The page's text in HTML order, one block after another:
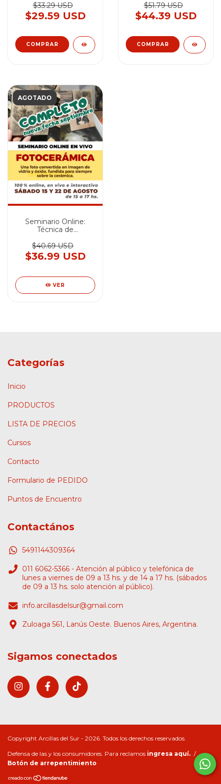
Construcción de Ollas
de Fuego Directo -
SEPTIEMBRE 2026
$33.29 USD
$29.59 USD
$51.79 USD
$44.39 USD
AGOTADO
Seminario Online:
Técnica de
AGOSTO 2026
$40.69 USD
$36.99 USD
VER
Categorías
Inicio
PRODUCTOS
LISTA DE PRECIOS
Cursos
Contacto
Formulario de PEDIDO
Puntos de Encuentro
Contactános
5491144309364
011 6062-5366 - Atención al público y telefónica de
lunes a viernes de 09 a 13 hs. y de 14 a 17 hs. (sábados
de 09 a 13 hs. solo atención al público).
info.arcillasdelsur@gmail.com
Zuloaga 561, Lanús Oeste. Buenos Aires, Argentina.
Sigamos conectados
Copyright Arcillas del Sur - 2026. Todos los derechos reservados.
Defensa de las y los consumidores. Para reclamos ingresa aquí. /
Botón de arrepentimiento